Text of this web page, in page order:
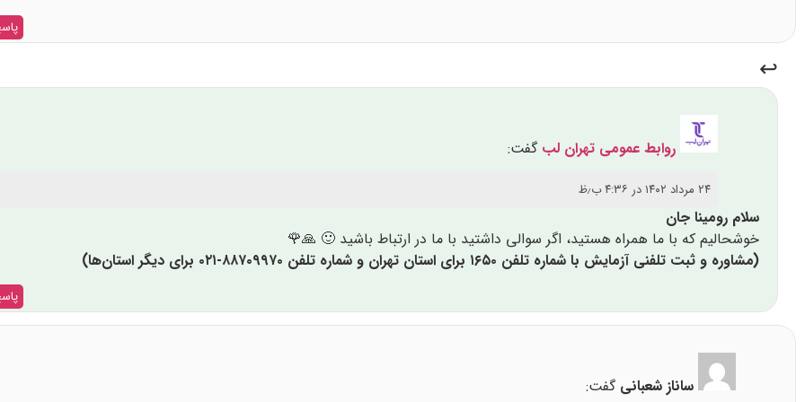
روابط عمومی تهران لب گفت:
۲۴ مرداد ۱۴۰۲ در ۴:۳۶ ب٫ظ
سلام رومینا جان
خوشحالیم که با ما همراه هستید، اگر سوالی داشتید با ما در ارتباط باشید 🙂 🙏🌹
(مشاوره و ثبت تلفنی آزمایش با شماره تلفن ۱۶۵۰ برای استان تهران و شماره تلفن ۸۸۷۰۹۹۷۰-۰۲۱ برای دیگر استان‌ها)
ساناز شعبانی گفت: